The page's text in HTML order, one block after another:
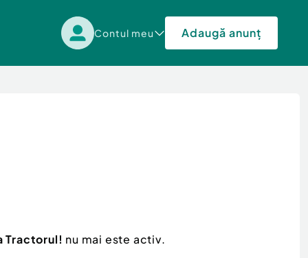
Contul meu Adaugă anunț
Tractorul! nu mai este activ.